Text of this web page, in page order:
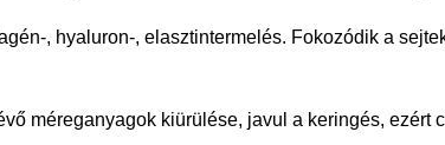
, hyaluron-, elasztintermelés. Fokozódik a
méreganyagok kiürülése, javul a keringés, ezért